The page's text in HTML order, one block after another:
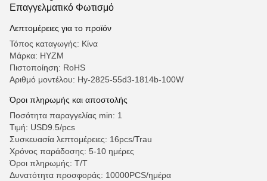
Επαγγελματικό Φωτισμό
Λεπτομέρειες για το προϊόν
Τόπος καταγωγής: Κίνα
Μάρκα: HYZM
Πιστοποίηση: RoHS
Αριθμό μοντέλου: Hy-2825-55d3-1814b-100W
Όροι πληρωμής και αποστολής
Ποσότητα παραγγελίας min: 1
Τιμή: USD9.5/pcs
Συσκευασία λεπτομέρειες: 16pcs/Trau
Χρόνος παράδοσης: 5-10 ημέρες
Όροι πληρωμής: Τ/Τ
Δυνατότητα προσφοράς: 10000PCS/ημέρα